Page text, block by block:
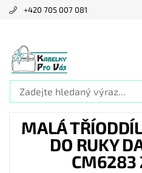
+420 705 007 081
MALÁ
DO RUKY
CM6283